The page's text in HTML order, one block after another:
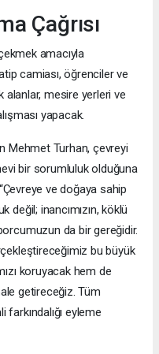
Çağrısı
amacıyla
camiası, öğrenciler ve
alanlar, mesire yerleri ve
yapacak.
Mehmet Turhan, çevreyi
bir sorumluluk olduğuna
ve doğaya sahip
inancımızın, köklü
da bir gereğidir.
bu büyük
koruyacak hem de
getireceğiz. Tüm
eyleme